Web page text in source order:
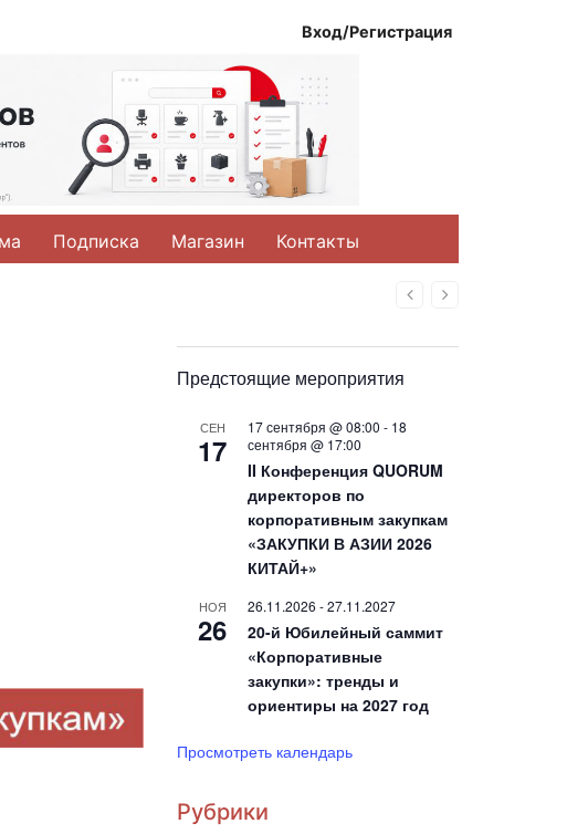
Вход/Регистрация
Подписка Магазин Контакты
НазадВперед
Предстоящие мероприятия
СЕН
17
17 сентября @ 08:00 - 18
сентября @ 17:00
II Конференция QUORUM
директоров по
корпоративным закупкам
«ЗАКУПКИ В АЗИИ 2026
КИТАЙ+»
НОЯ
26
26.11.2026 -27.11.2027
20-й Юбилейный саммит
«Корпоративные
закупки»: тренды и
ориентиры на 2027 год
Просмотреть календарь
Рубрики